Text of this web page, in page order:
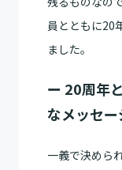
員とともに20
ました。
ー 20周年
なメッセ
一義で決めら